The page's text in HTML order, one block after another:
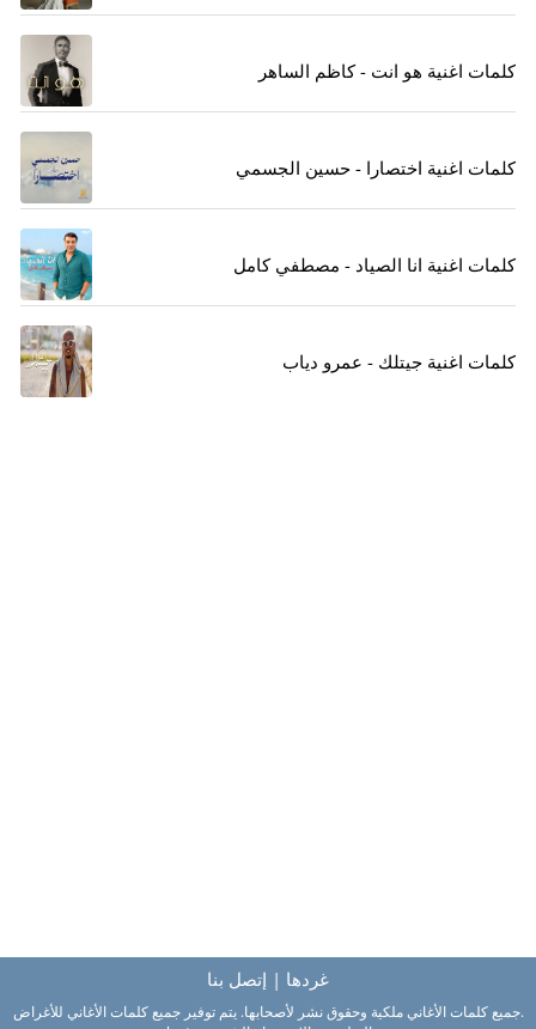
كلمات اغنية هو انت - كاظم الساهر
كلمات اغنية اختصارا - حسين الجسمي
كلمات اغنية انا الصياد - مصطفي كامل
كلمات اغنية جيتلك - عمرو دياب
غردها | إتصل بنا
.جميع كلمات الأغاني ملكية وحقوق نشر لأصحابها. يتم توفير جميع كلمات الأغاني للأغراض